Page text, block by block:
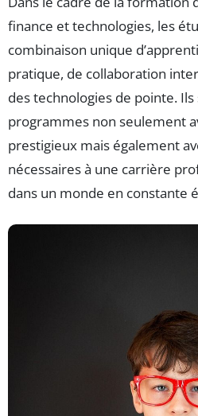
finance et technologies, les
combinaison unique
pratique, de collaboration
des technologies de pointe.
programmes non seulement
prestigieux mais également
nécessaires à une carrière
dans un monde en constante